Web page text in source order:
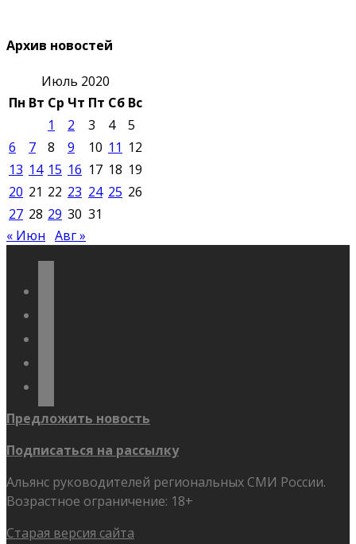
Архив новостей
Июль 2020
Пн Вт Ср Чт Пт Сб Вс
1
2 3 4
5
6
7 8 9 10 11 12
13 14 15 16 17 18 19
20 21 22 23 24 25 26
27 28 29 30 31
« Июн Авг »
Предложить новость
Подписаться на рассылку
Альянс руководителей региональных СМИ России.
Возрастное ограничение: 18+
Старая версия сайта